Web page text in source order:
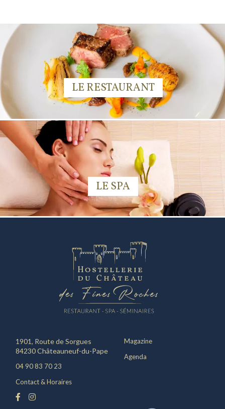
LE RESTAURANT
LE SPA
1901, Route de Sorgues
84230 Châteauneuf-du-Pape
04 90 83 70 23
Contact & Horaires
Magazine
Agenda